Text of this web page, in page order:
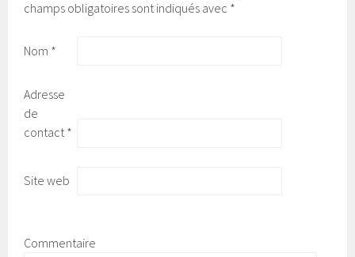
champs obligatoires sont indiqués avec *
Nom *
Adresse
de
contact*
Site web
Commentaire